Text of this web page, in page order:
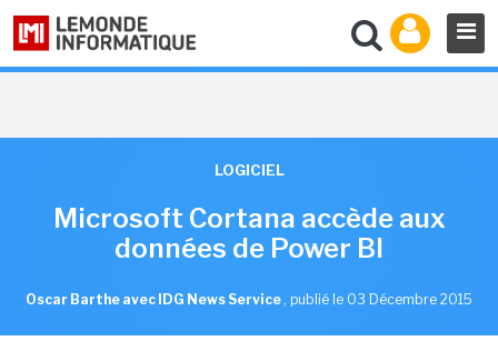
LOGICIEL
Microsoft Cortana accède aux
données de Power BI
Oscar Barthe avec IDG News Service , publié le 03 Décembre 2015